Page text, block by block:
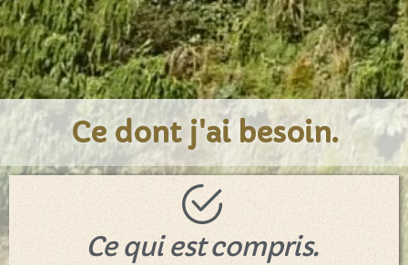
Ce dont j'ai besoin.
Ce qui est compris.